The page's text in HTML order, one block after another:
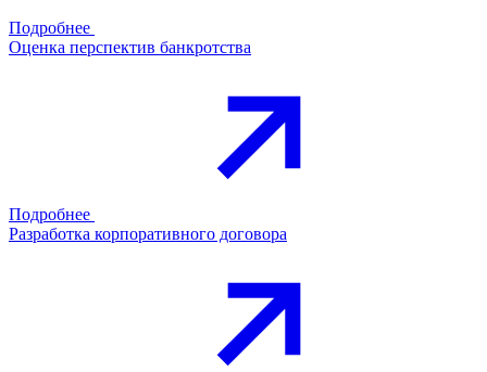
Подробнее
Оценка перспектив банкротства
Подробнее
Разработка корпоративного договора